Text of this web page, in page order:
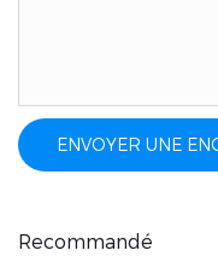
ENVOYER UNE
Recommandé